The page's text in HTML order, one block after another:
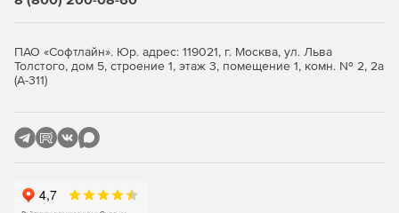
ПАО «Софтлайн». Юр. адрес: 119021, г. Москва, ул. Льва
Толстого, дом 5, строение 1, этаж 3, помещение 1, комн. № 2, 2а
(А-311)